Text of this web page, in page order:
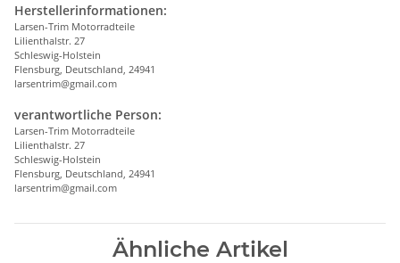
Herstellerinformationen:
Larsen-Trim Motorradteile
Lilienthalstr. 27
Schleswig-Holstein
Flensburg, Deutschland, 24941
larsentrim@gmail.com
verantwortliche Person:
Larsen-Trim Motorradteile
Lilienthalstr. 27
Schleswig-Holstein
Flensburg, Deutschland, 24941
larsentrim@gmail.com
Ähnliche Artikel